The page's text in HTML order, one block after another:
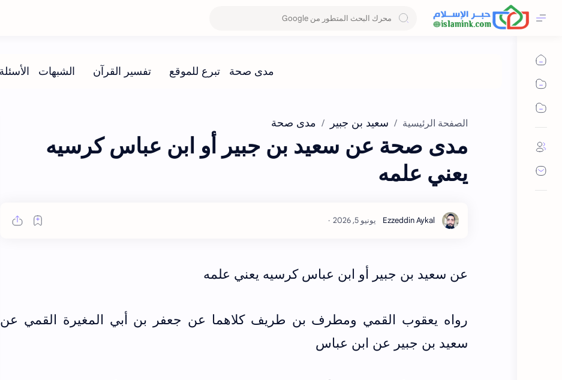
الصفحة الرئيسية سعيد بن جبير مدى صحة
مدى صحة عن سعيد بن جبير أو ابن عباس كرسيه
يعني علمه
عن سعيد بن جبير أو ابن عباس كرسيه يعني علمه
رواه يعقوب القمي ومطرف بن طريف كلاهما عن جعفر بن أبي المغيرة القمي عن
سعيد بن جبير عن ابن عباس